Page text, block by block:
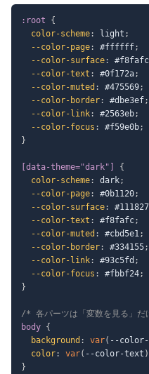
:root
{
color-scheme: light ;
--color-page: #ffffff;
--color-surface: #f8fafc
--color-text : #0f172a;
--color-muted : #475569;
--color-border: #dbe3ef;
--color-link: #2563eb;
--color-focus : #f59e0b;
}
[data-theme="dark"]
{
color-scheme: dark;
--color-page: #0b1120;
--color-surface: #111827
--color-text : #f8fafc;
--color-muted : #cbd5e1;
--color-border: #334155;
--color-link: #93c5fd ;
--color-focus : #fbbf24;
}
/* 各パーツは「変数を見る」
body {
background : var( --color-
color: var( --color-text )
}